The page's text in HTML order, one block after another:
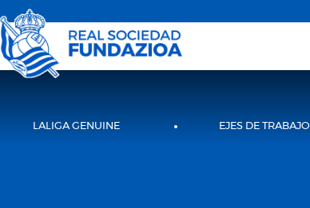
LALIGA GENUINE EJES DE TRABAJO